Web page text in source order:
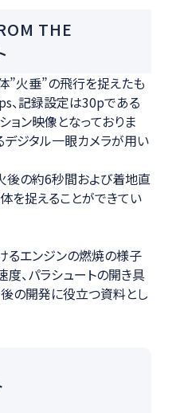
THE
”火垂”の飛行を捉えたも
、記録設定は30pである
ン映像となっておりま
ジタル一眼カメラが用い
後の約6秒間および着地直
を捉えることができてい
るエンジンの燃焼の様子
、パラシュートの開き具
の開発に役立つ資料とし